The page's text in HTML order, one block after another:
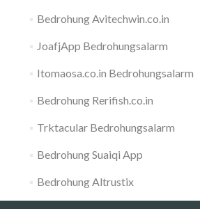
Bedrohung Avitechwin.co.in
JoafjApp Bedrohungsalarm
Itomaosa.co.in Bedrohungsalarm
Bedrohung Rerifish.co.in
Trktacular Bedrohungsalarm
Bedrohung Suaiqi App
Bedrohung Altrustix